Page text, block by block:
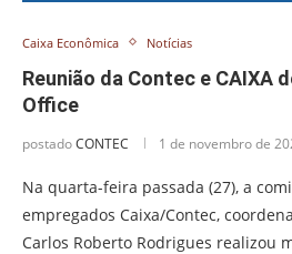
Caixa Econômica Notícias
Reunião da Contec e CAIXA
Office
postadoCONTEC 1 de novembro de
Na quarta-feira passada (27), a
empregados Caixa/Contec,
Carlos Roberto Rodrigues realizou